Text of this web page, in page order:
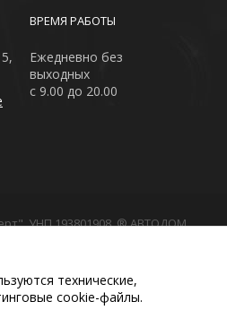
ВРЕМЯ РАБОТЫ
Ежедневно без
выходных
с 9.00 до 20.00
УНП 193801908. ® АВТОДОМ
на то, что данный интернет-
информационный характер
копирование материалов
технические,
сооkіе-файлы.